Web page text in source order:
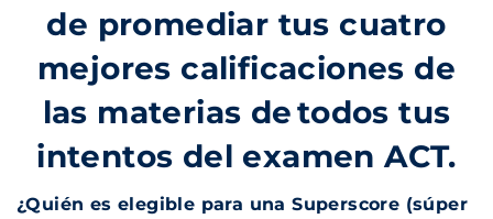
de promediar tus cuatro
mejores calificaciones de
las materias de todos tus
intentos del examen ACT.
¿Quién es elegible para una Superscore (súper